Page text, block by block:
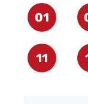
01
11